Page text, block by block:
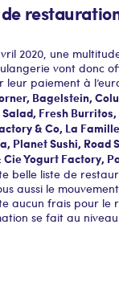
2020, une
vont donc
leur paiement à
Bagelstein,
Salad, Fresh
& Co, La
Planet Sushi, Road
Yogurt Factory,
belle liste de
aussi le
aucun frais pour le
se fait au niveau